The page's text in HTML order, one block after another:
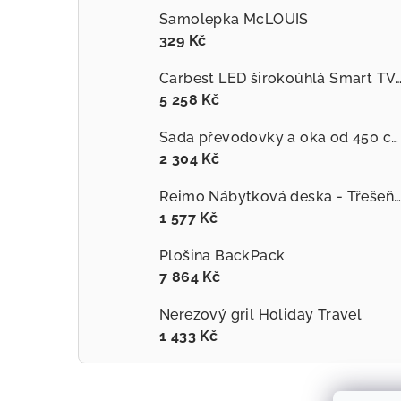
Samolepka McLOUIS
329 Kč
Carbest LED širokoúhlá Smart TV 18,5''
5 258 Kč
Sada převodovky a oka od 450 cm vhodná pro F45L a Zip - Polární bílá
2 304 Kč
Reimo Nábytková deska - Třešeň 60x120cm
1 577 Kč
Plošina BackPack
7 864 Kč
Nerezový gril Holiday Travel
1 433 Kč